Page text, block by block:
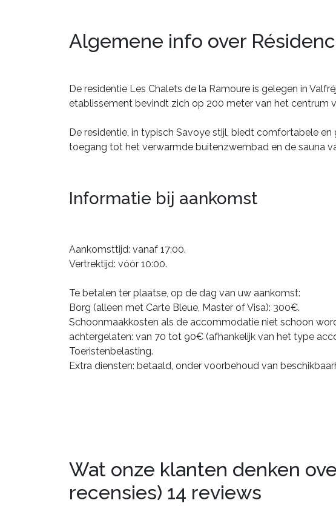
Algemene info over
De residentie Les Chalets de la Ramoure is gelegen in
etablissement bevindt zich op 200 meter van het centrum
De residentie, in typisch Savoye stijl, biedt comfortabele
toegang tot het verwarmde buitenzwembad en de sauna
Informatie bij aankomst
Aankomsttijd: vanaf 17:00.
Vertrektijd: vóór 10:00.
Te betalen ter plaatse, op de dag van uw aankomst:
Borg (alleen met Carte Bleue, Master of Visa): 300€.
Schoonmaakkosten als de accommodatie niet schoon
achtergelaten: van 70 tot 90€ (afhankelijk van het type
Toeristenbelasting.
Extra diensten: betaald, onder voorbehoud van
Wat onze klanten denken
recensies) 14 reviews